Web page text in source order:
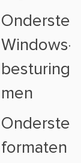
Windows-
men
formaten